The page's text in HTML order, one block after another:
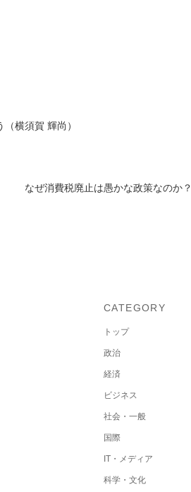
横須賀 輝尚）
なぜ消費税廃止は愚かな政策なのか？
CATEGORY
トップ
政治
経済
ビジネス
社会・一般
国際
IT・メディア
科学・文化